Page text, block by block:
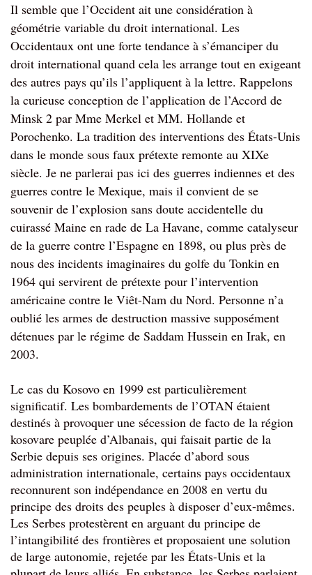
Il semble que l’Occident ait une considération à
géométrie variable du droit international. Les
Occidentaux ont une forte tendance à s’émanciper du
droit international quand cela les arrange tout en exigeant
des autres pays qu’ils l’appliquent à la lettre. Rappelons
la curieuse conception de l’application de l’Accord de
Minsk 2 par Mme Merkel et MM. Hollande et
Porochenko. La tradition des interventions des États-Unis
dans le monde sous faux prétexte remonte au XIXe
siècle. Je ne parlerai pas ici des guerres indiennes et des
guerres contre le Mexique, mais il convient de se
souvenir de l’explosion sans doute accidentelle du
cuirassé Maine en rade de La Havane, comme catalyseur
de la guerre contre l’Espagne en 1898, ou plus près de
nous des incidents imaginaires du golfe du Tonkin en
1964 qui servirent de prétexte pour l’intervention
américaine contre le Viêt-Nam du Nord. Personne n’a
oublié les armes de destruction massive supposément
détenues par le régime de Saddam Hussein en Irak, en
2003.
Le cas du Kosovo en 1999 est particulièrement
significatif. Les bombardements de l’OTAN étaient
destinés à provoquer une sécession de facto de la région
kosovare peuplée d’Albanais, qui faisait partie de la
Serbie depuis ses origines. Placée d’abord sous
administration internationale, certains pays occidentaux
reconnurent son indépendance en 2008 en vertu du
principe des droits des peuples à disposer d’eux-mêmes.
Les Serbes protestèrent en arguant du principe de
l’intangibilité des frontières et proposaient une solution
de large autonomie, rejetée par les États-Unis et la